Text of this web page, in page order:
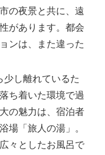
の夜景と共に、遠
があります。都会
ンは、また違った
少し離れているた
ち着いた環境で過
の魅力は、宿泊者
場「旅人の湯」。
々としたお風呂で